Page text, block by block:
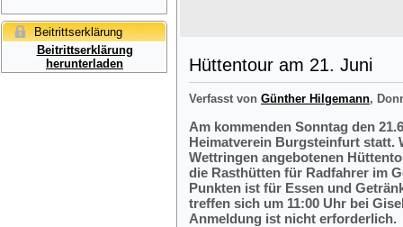
Beitrittserklärung
Beitrittserklärung
herunterladen
Hüttentour am 21. Juni
Verfasst von Günther Hilgemann,
Am kommenden Sonntag den
Heimatverein Burgsteinfurt statt.
Wettringen angebotenen
die Rasthütten für Radfahrer im
Punkten ist für Essen und
treffen sich um 11:00 Uhr bei
Anmeldung ist nicht erforderlich.